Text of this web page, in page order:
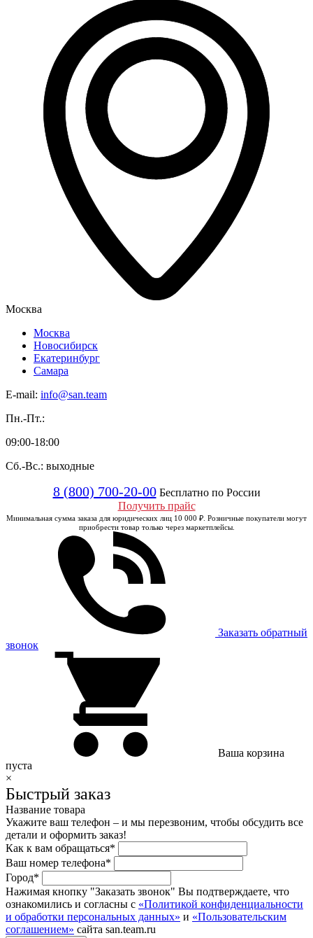
Москва
Москва
Новосибирск
Екатеринбург
Самара
E-mail: info@san.team
Пн.-Пт.:
09:00-18:00
Сб.-Вс.: выходные
8 (800) 700-20-00 Бесплатно по России
Получить прайс
Минимальная сумма заказа для юридических лиц 10 000 ₽. Розничные покупатели могут
приобрести товар только через маркетплейсы.
Заказать обратный
звонок
Ваша корзина
пуста
×
Быстрый заказ
Название товара
Укажите ваш телефон – и мы перезвоним, чтобы обсудить все
детали и оформить заказ!
Как к вам обращаться*
Ваш номер телефона*
Город*
Нажимая кнопку "Заказать звонок" Вы подтверждаете, что
ознакомились и согласны с «Политикой конфиденциальности
и обработки персональных данных» и «Пользовательским
соглашением» сайта san.team.ru